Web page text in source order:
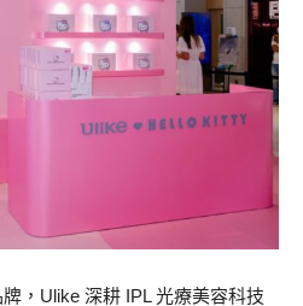
，Ulike 深耕 IPL 光療美容科技